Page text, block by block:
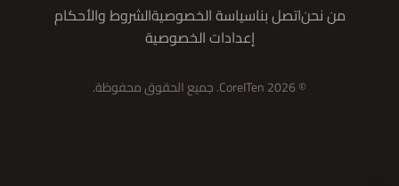
من نحناتصل بناسياسة الخصوصيةالشروط والأحكام
إعدادات الخصوصية
© 2026 CoreITen. جميع الحقوق محفوظة.